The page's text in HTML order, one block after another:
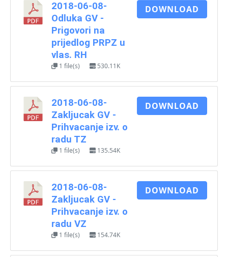
2018-06-08-
Odluka GV -
Prigovori na
prijedlog PRPZ u
vlas. RH
1 file(s) 530.11K
DOWNLOAD
2018-06-08-
Zakljucak GV -
Prihvacanje izv. o
radu TZ
1 file(s) 135.54K
DOWNLOAD
2018-06-08-
Zakljucak GV -
Prihvacanje izv. o
radu VZ
1 file(s) 154.74K
DOWNLOAD